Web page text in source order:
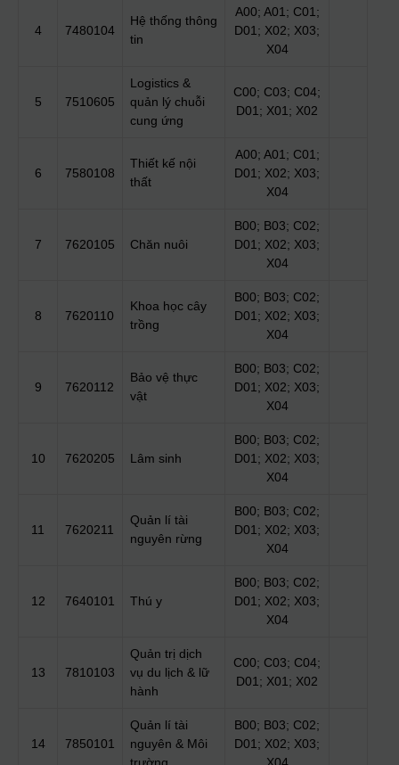
4 7480104
Hệ thống thông
tin
A00; A01; C01;
D01; X02; X03;
X04
5 7510605
Logistics &
quản lý chuỗi
cung ứng
C00; C03; C04;
D01; X01; X02
6 7580108
Thiết kế nội
thất
A00; A01; C01;
D01; X02; X03;
X04
7 7620105 Chăn nuôi
B00; B03; C02;
D01; X02; X03;
X04
8 7620110
Khoa học cây
trồng
B00; B03; C02;
D01; X02; X03;
X04
9 7620112
Bảo vệ thực
vật
B00; B03; C02;
D01; X02; X03;
X04
10 7620205 Lâm sinh
B00; B03; C02;
D01; X02; X03;
X04
11 7620211
Quản lí tài
nguyên rừng
B00; B03; C02;
D01; X02; X03;
X04
12 7640101 Thú y
B00; B03; C02;
D01; X02; X03;
X04
13 7810103
Quản trị dịch
vụ du lịch & lữ
hành
C00; C03; C04;
D01; X01; X02
14 7850101
Quản lí tài
nguyên & Môi
trường
B00; B03; C02;
D01; X02; X03;
X04